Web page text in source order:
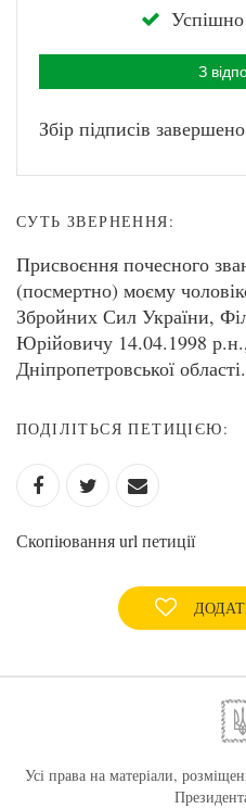
З
Збір підписів завершено
СУТЬ ЗВЕРНЕННЯ:
Присвоєння почесного
(посмертно) моєму
Збройних Сил України,
Юрійовичу 14.04.1998
Дніпропетровської області.
ПОДІЛІТЬСЯ ПЕТИЦІЄЮ:
Скопіювання url петиції
Усі права на матеріали,